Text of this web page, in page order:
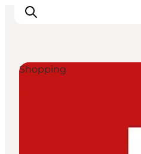
Shopping